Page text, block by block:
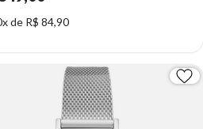
de R$ 84,90